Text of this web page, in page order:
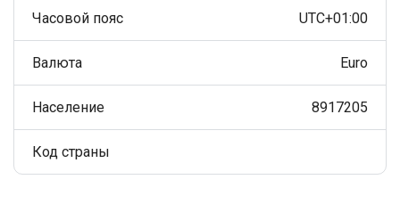
Часовой пояс UTC+01:00
Валюта Euro
Население 8917205
Код страны